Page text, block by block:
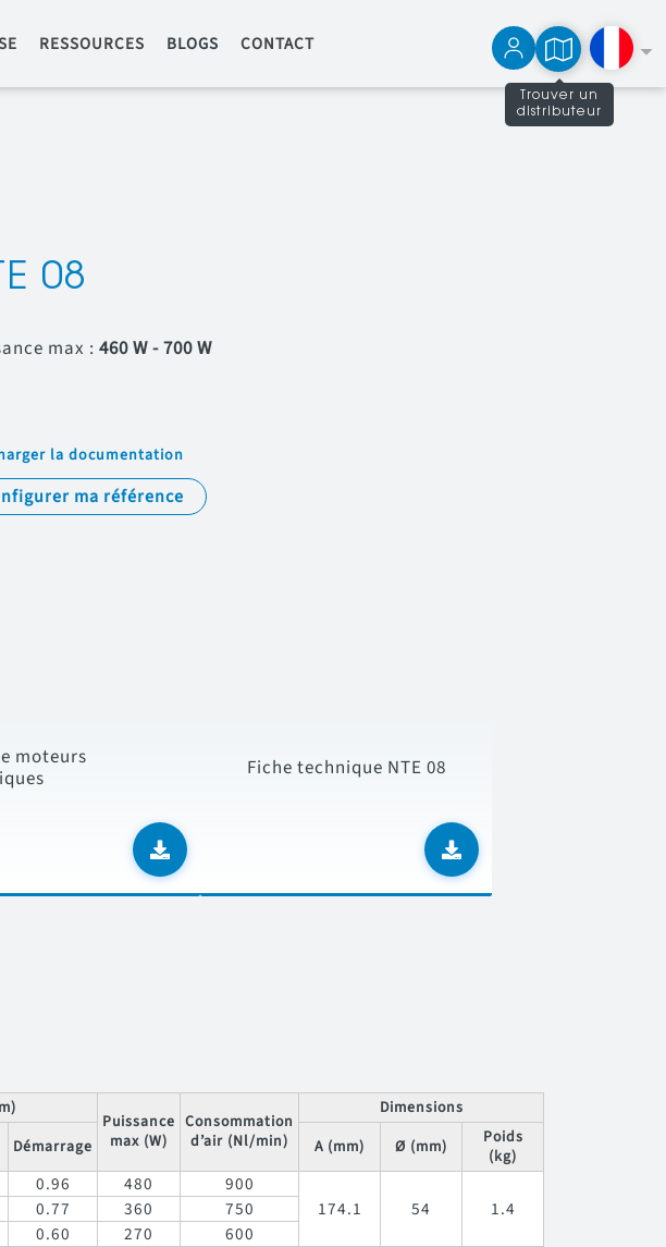
RESSOURCES BLOGS CONTACT
Trouver un
distributeur
08
max : 460 W - 700 W
la documentation
ma référence
moteurs
Fiche technique NTE 08
Puissance
max (W)
Consommation
d’air (Nl/min)
Dimensions
Démarrage A (mm) Ø (mm)
Poids
(kg)
0.96 480
900
174.1
54 1.4
0.77 360
750
0.60 270 600